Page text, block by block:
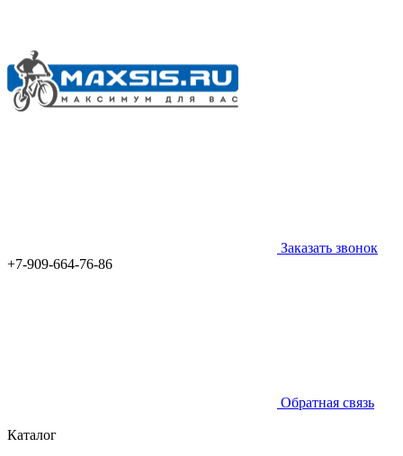
Заказать звонок
+7-909-664-76-86
Обратная связь
Каталог